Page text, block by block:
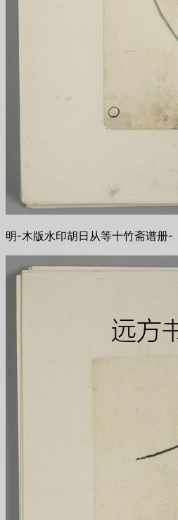
明-木版水印胡日从等十竹斋谱册-